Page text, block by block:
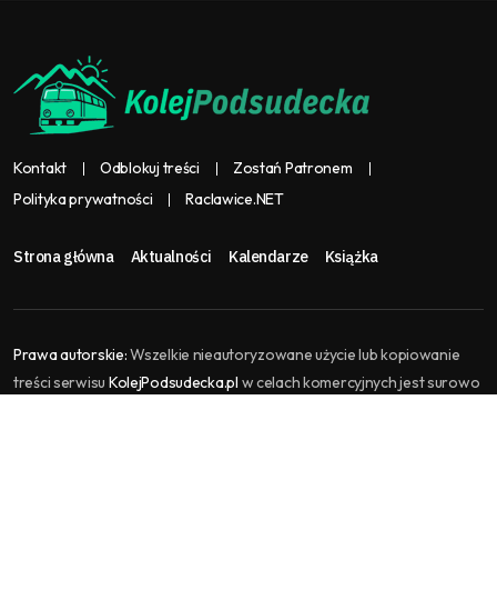
Kontakt Odblokuj treści
Zostań Patronem
Polityka prywatności
Raclawice.NET
Strona główna Aktualności Kalendarze Książka
Prawa autorskie:Wszelkie nieautoryzowane użycie lub kopiowanie
treści serwisu KolejPodsudecka.pl w celach komercyjnych jest surowo